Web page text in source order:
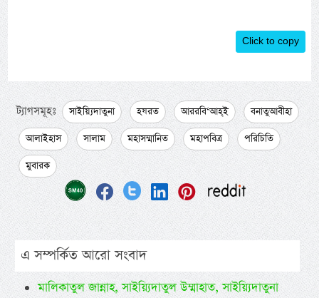
Click to copy
ট্যাগসমূহঃ সাইয়্যিদাতুনা হযরত আররবি‘আহ্ই
বনাতুআবীহা
আলাইহাস
সালাম মহাসম্মানিত মহাপবিত্র
পরিচিতি
মুবারক
এ সম্পর্কিত আরো সংবাদ
মালিকাতুল জান্নাহ, সাইয়্যিদাতুল উম্মাহাত, সাইয়্যিদাতুনা